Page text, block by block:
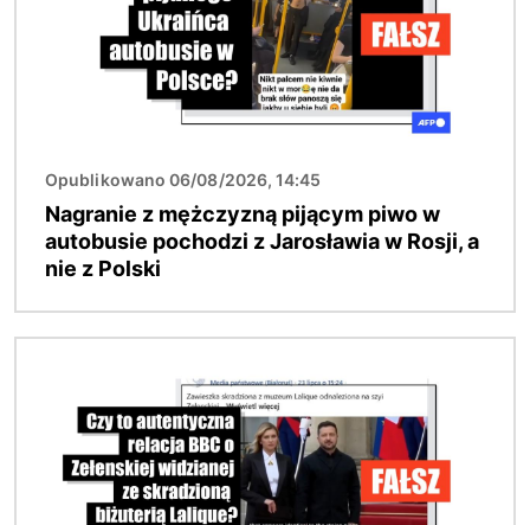
Opublikowano 06/08/2026, 14:45
Nagranie z mężczyzną pijącym piwo w
autobusie pochodzi z Jarosławia w Rosji, a
nie z Polski